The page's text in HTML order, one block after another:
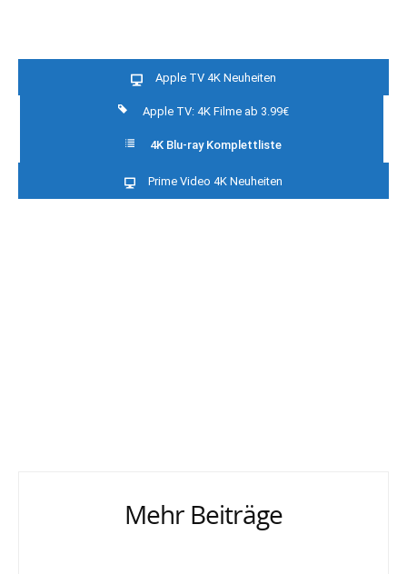
Apple TV 4K Neuheiten
Apple TV: 4K Filme ab 3.99€
4K Blu-ray Komplettliste
Prime Video 4K Neuheiten
Mehr Beiträge